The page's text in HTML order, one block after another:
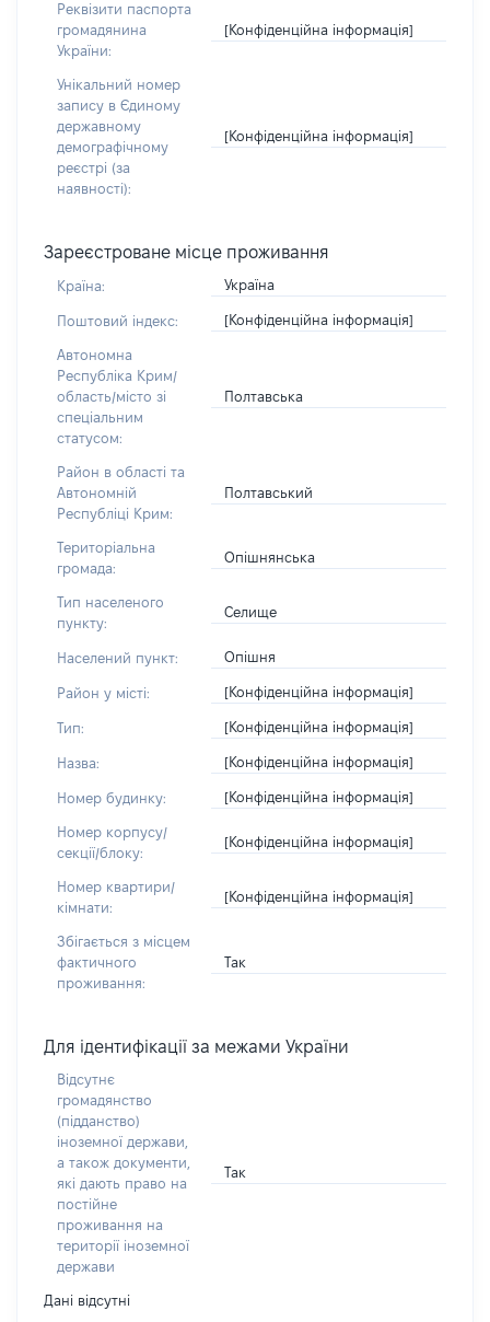
Реквізити паспорта
громадянина
України:
[Конфіденційна інформація]
Унікальний номер
запису в Єдиному
державному
демографічному
реєстрі (за
наявності):
[Конфіденційна інформація]
Зареєстроване місце проживання
Країна: Україна
Поштовий індекс: [Конфіденційна інформація]
Автономна
Республіка Крим/
область/місто зі
спеціальним
статусом:
Полтавська
Район в області та
Автономній
Республіці Крим:
Полтавський
Територіальна
громада:
Опішнянська
Тип населеного
пункту:
Селище
Населений пункт: Опішня
Район у місті: [Конфіденційна інформація]
Тип: [Конфіденційна інформація]
Назва: [Конфіденційна інформація]
Номер будинку: [Конфіденційна інформація]
Номер корпусу/
секції/блоку:
[Конфіденційна інформація]
Номер квартири/
кімнати:
[Конфіденційна інформація]
Збігається з місцем
фактичного
проживання:
Так
Для ідентифікації за межами України
Відсутнє
громадянство
(підданство)
іноземної держави,
а також документи,
які дають право на
постійне
проживання на
території іноземної
держави
Так
Дані відсутні